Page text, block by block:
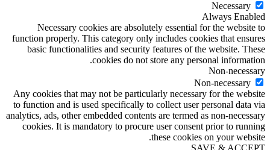
Necessary
Always Enabled
Necessary cookies are absolutely essential for the website to
function properly. This category only includes cookies that ensures
basic functionalities and security features of the website. These
cookies do not store any personal information.
Non-necessary
Non-necessary
Any cookies that may not be particularly necessary for the website
to function and is used specifically to collect user personal data via
analytics, ads, other embedded contents are termed as non-necessary
cookies. It is mandatory to procure user consent prior to running
these cookies on your website.
SAVE & ACCEPT